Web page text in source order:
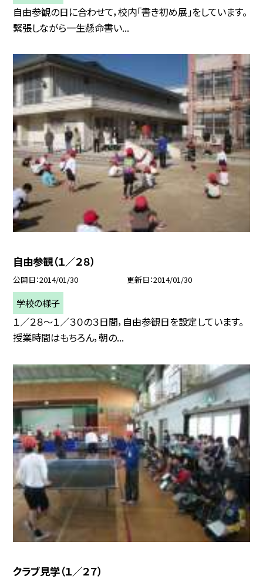
自由参観の日に合わせて，校内「書き初め展」をしています。
緊張しながら一生懸命書い...
自由参観（１／２８）
公開日 2014/01/30 更新日 2014/01/30
学校の様子
１／２８〜１／３０の３日間，自由参観日を設定しています。
授業時間はもちろん，朝の...
クラブ見学（１／２７）